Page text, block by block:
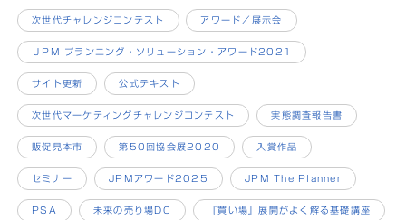
次世代チャレンジコンテスト アワード／展示会
ＪPM プランニング・ソリューション・アワード2021
サイト更新 公式テキスト
次世代マーケティングチャレンジコンテスト 実態調査報告書
販促見本市 第50回協会展2020 入賞作品
セミナー JPMアワード2025 JPM The Planner
PSA 未来の売り場DC 『買い場』展開がよく解る基礎講座